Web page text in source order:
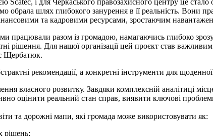
обрала шлях глибокого занурення в її реальність.
та кадровими ресурсами, зростаючим
працювали разом із громадою, намагаючись глибоко
рішення. Для нашої організації цей проєкт став
Щербатюк.
рекомендації, а конкретні інструменти для
власного розвитку. Завдяки комплексній аналітиці
оцінити реальний стан справ, виявити ключові
та дорожні мапи, які громада може використовувати як:
рішень;